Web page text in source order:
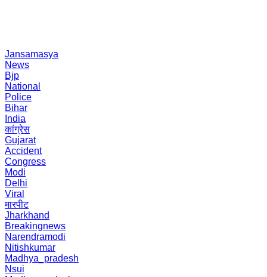
Jansamasya
News
Bjp
National
Police
Bihar
India
कांग्रेस
Gujarat
Accident
Congress
Modi
Delhi
Viral
मारपीट
Jharkhand
Breakingnews
Narendramodi
Nitishkumar
Madhya_pradesh
Nsui